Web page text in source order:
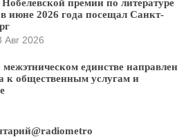
Нобелевской премии по литературе
июне 2026 года посещал Санкт-
Авг 2026
единстве направлен
к общественным услугам и